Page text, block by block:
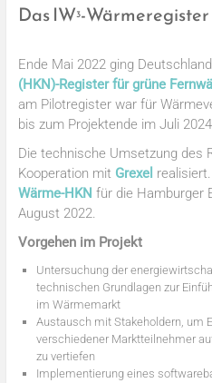
Das IW3-Wärmeregister
Ende Mai 2022 ging
(HKN)-Register für grüne
am Pilotregister war für
bis zum Projektende im Juli
Die technische Umsetzung des
Kooperation mit Grexel
Wärme-HKN für die Hamburger
August 2022.
Vorgehen im Projekt
Untersuchung der
technischen Grundlagen zur
im Wärmemarkt
Austausch mit Stakeholdern, um
verschiedener Marktteilnehmer
zu vertiefen
Implementierung eines